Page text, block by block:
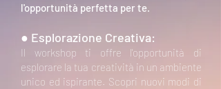
l'opportunità perfetta per te.
● Esplorazione Creativa:
Il workshop ti offre l'opportunità di
esplorare la tua creatività in un ambiente
unico ed ispirante. Scopri nuovi modi di